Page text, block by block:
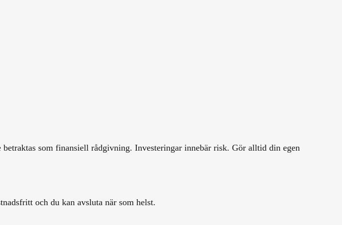
som finansiell rådgivning. Investeringar innebär risk. Gör alltid din egen
och du kan avsluta när som helst.